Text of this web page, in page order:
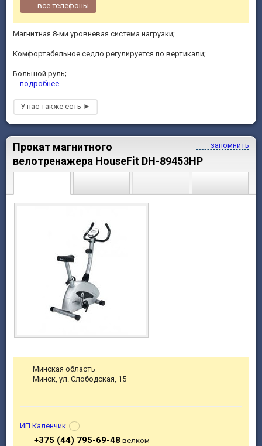
Магнитная 8-ми уровневая система нагрузки;
Комфортабельное седло регулируется по вертикали;
Большой руль;
подробнее
все телефоны
запомнить
Прокат магнитного
велотренажера HouseFit DH-89453HP
Минская область
Минск, ул. Слободская, 15
ИП Каленчик
+375 (44) 795-69-48 велком